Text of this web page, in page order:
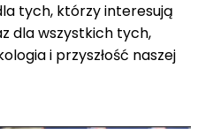
tych, którzy interesują
dla wszystkich tych,
i przyszłość naszej